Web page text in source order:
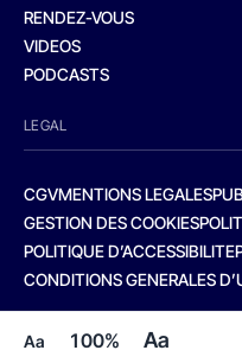
Aa 100% Aa
RENDEZ-VOUS
VIDEOS
PODCASTS
LEGAL
CGVMENTIONS LEGALES
GESTION DES COOKIES
POLITIQUE D’ACCESSIBILITE
CONDITIONS GENERALES